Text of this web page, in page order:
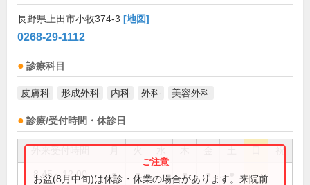
長野県上田市小牧374-3 [地図]
0268-29-1112
診療科目
皮膚科 形成外科 内科 外科 美容外科
診療/受付時間・休診日
祝
8:45～12:00 ● ● ● ●
お盆(8月中旬)は休診・休業の場合があります。来院前